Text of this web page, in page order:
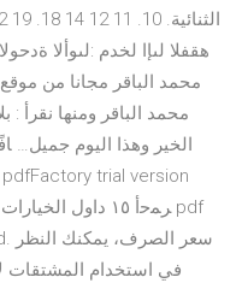
هقفلا لىإا لخدم :لىوألا
الخير وهذا اليوم
في استخدام المشتقات